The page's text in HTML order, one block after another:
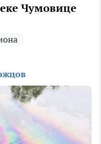
Чумовице